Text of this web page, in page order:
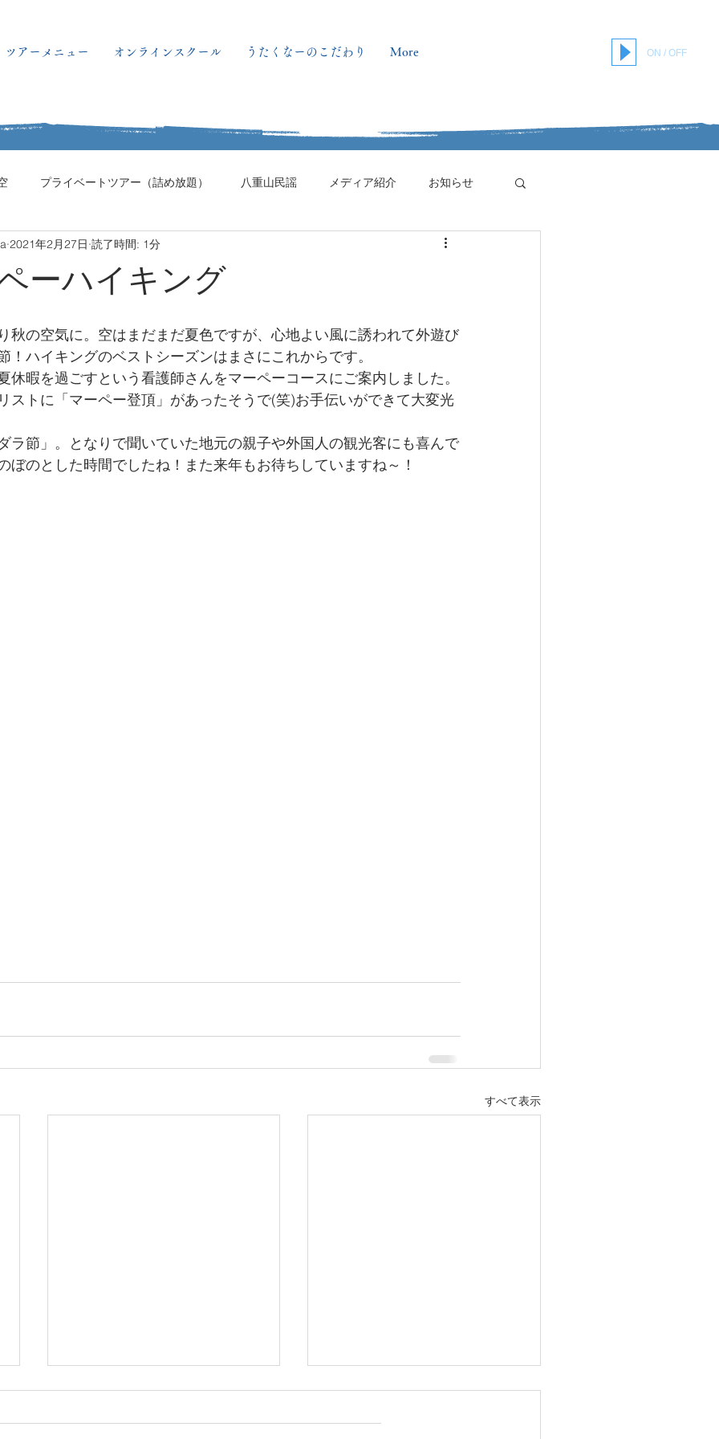
ツアーメニュー オンラインスクール うたくなーのこだわり More ON / OFF
プライベートツアー（詰め放題） 八重山民謡 メディア紹介 お知らせ
ーハイキング
2021年2月27日 読了時間: 1分
秋の空気に。空はまだまだ夏色ですが、心地よい風に誘われて外遊び
！ハイキングのベストシーズンはまさにこれからです。
休暇を過ごすという看護師さんをマーペーコースにご案内しました。
ストに「マーペー登頂」があったそうで(笑)お手伝いができて大変光
ラ節」。となりで聞いていた地元の親子や外国人の観光客にも喜んで
ぼのとした時間でしたね！また来年もお待ちしていますね～！
すべて表示